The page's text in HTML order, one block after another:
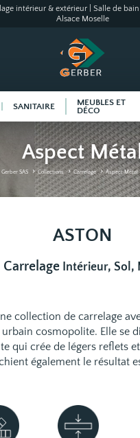
intérieur & extérieur | Salle de
Alsace Moselle
SANITAIRE
MEUBLES ET
DÉCO
Aspect
Gerber SAS Collections Carrelage Aspect Métal
ASTON
Carrelage Intérieur, Sol,
collection de carrelage
cosmopolite. Elle se
qui crée de légers reflets
également le résultat